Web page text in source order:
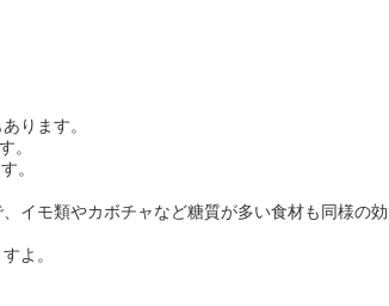
ります。
。
。
イモ類やカボチャなど糖質が多い食材も同様の効
よ。